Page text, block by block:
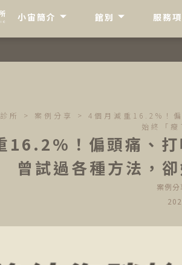
小宙簡介 館別 服務
所 > 案例分享 > 4個月減重16.2%！
始終「
16.2%！偏頭痛、
曾試過各種方法，
案例分